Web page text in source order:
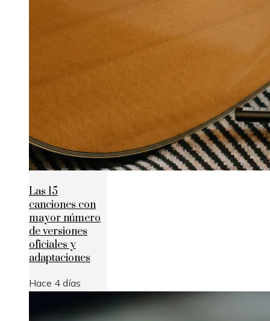
Las 15
canciones con
mayor número
de versiones
oficiales y
adaptaciones
Hace 4 días